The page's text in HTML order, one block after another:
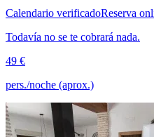
Calendario verificadoReserva
Todavía no se te cobrará nada.
49 €
pers./noche (aprox.)